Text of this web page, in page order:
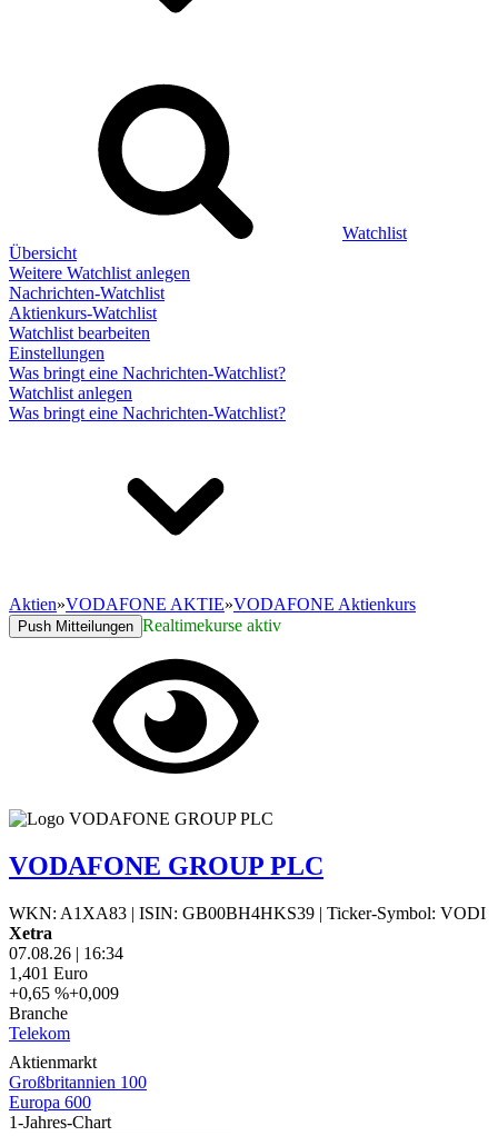
Watchlist
Übersicht
Weitere Watchlist anlegen
Nachrichten-Watchlist
Aktienkurs-Watchlist
Watchlist bearbeiten
Einstellungen
Was bringt eine Nachrichten-Watchlist?
Watchlist anlegen
Was bringt eine Nachrichten-Watchlist?
Aktien»VODAFONE AKTIE»VODAFONE Aktienkurs
Push Mitteilungen Realtimekurse aktiv
VODAFONE GROUP PLC
WKN: A1XA83 | ISIN: GB00BH4HKS39 | Ticker-Symbol: VODI
Xetra
07.08.26 | 16:34
1,401 Euro
+0,65 %+0,009
Branche
Telekom
Aktienmarkt
Großbritannien 100
Europa 600
1-Jahres-Chart